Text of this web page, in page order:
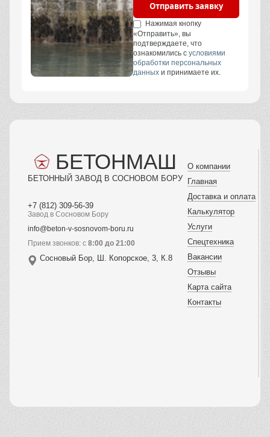
Отправить заявку
Нажимая кнопку
«Отправить», вы
подтверждаете, что
ознакомились с условиями
обработки персональных
данных и принимаете их.
БЕТОНМАШ
БЕТОННЫЙ ЗАВОД В СОСНОВОМ БОРУ
+7 (812) 309-56-39
Завод в Сосновом Бору
info@beton-v-sosnovom-boru.ru
Прием звонков: с 8:00 до 21:00
Сосновый Бор, Ш. Копорское, 3, К.8
О компании
Главная
Доставка и оплата
Калькулятор
Услуги
Спецтехника
Вакансии
Отзывы
Карта сайта
Контакты